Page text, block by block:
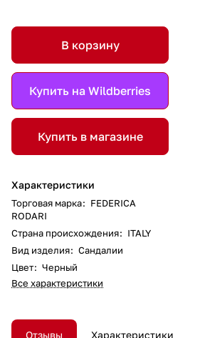
В корзину
Купить на Wildberries
Купить в магазине
Характеристики
Торговая марка: FEDERICA
RODARI
Страна происхождения: ITALY
Вид изделия: Сандалии
Цвет: Черный
Все характеристики
Отзывы Характеристики